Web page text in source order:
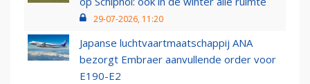
29-07-2026, 11:20
Japanse luchtvaartmaatschappij ANA
bezorgt Embraer aanvullende order voor
E190-E2